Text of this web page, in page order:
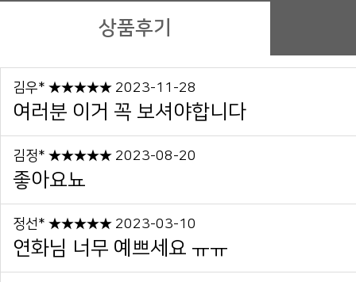
상품후기
김우* ★★★★★ 2023-11-28
여러분 이거 꼭 보셔야합니다
김정* ★★★★★ 2023-08-20
좋아요뇨
정선* ★★★★★ 2023-03-10
연화님 너무 예쁘세요 ㅠㅠ